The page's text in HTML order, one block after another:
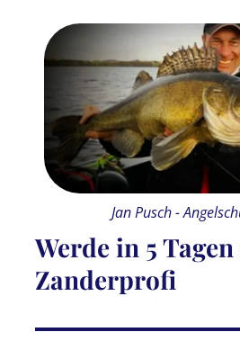
Werde in 5
Zanderprofi
Jan Pusch -